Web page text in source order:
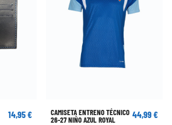
14,95 €
CAMISETA ENTRENO TÉCNICO
26-27 NIÑO AZUL ROYAL
44,99 €